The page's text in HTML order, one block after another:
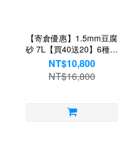
【寄倉優惠】1.5mm豆腐
砂 7L【買40送20】6種香
味
NT$10,800
NT$16,800